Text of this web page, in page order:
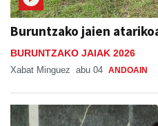
Buruntzako jaien
BURUNTZAKO JAIAK 2026
Xabat Minguez abu 04 ANDOAIN